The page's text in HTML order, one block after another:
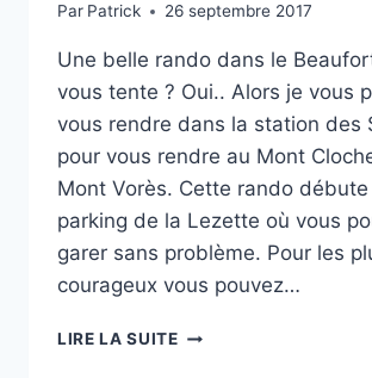
Par Patrick 26 septembre 2017
Une belle rando dans le
vous tente ? Oui.. Alors je vous
vous rendre dans la station des
pour vous rendre au Mont
Mont Vorès. Cette rando débute
parking de la Lezette où vous
garer sans problème. Pour les
courageux vous pouvez…
LIRE LA SUITERANDO